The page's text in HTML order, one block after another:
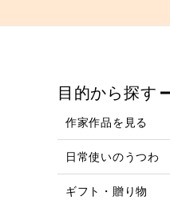
目的から探す
作家作品を見る
日常使いのうつわ
ギフト・贈り物